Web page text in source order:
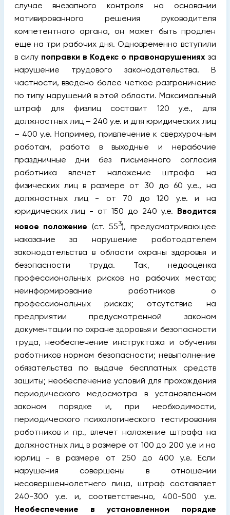
случае внезапного контроля на основании
мотивированного решения руководителя
компетентного органа, он может быть продлен
еще на три рабочих дня. Одновременно вступили
в силу поправки в Кодекс о правонарушениях за
нарушение трудового законодательства. В
частности, введено более четкое разграничение
по типу нарушений в этой области. Максимальный
штраф для физлиц составит 120 у.е., для
должностных лиц – 240 у.е. и для юридических лиц
– 400 у.е. Например, привлечение к сверхурочным
работам, работа в выходные и нерабочие
праздничные дни без письменного согласия
работника влечет наложение штрафа на
физических лиц в размере от 30 до 60 у.е., на
должностных лиц - от 70 до 120 у.е. и на
юридических лиц - от 150 до 240 у.е. Вводится
новое положение (ст. 553), предусматривающее
наказание за нарушение работодателем
законодательства в области охраны здоровья и
безопасности труда. Так, недооценка
профессиональных рисков на рабочих местах;
неинформирование работников о
профессиональных рисках; отсутствие на
предприятии предусмотренной законом
документации по охране здоровья и безопасности
труда, необеспечение инструктажа и обучения
работников нормам безопасности; невыполнение
обязательства по выдаче бесплатных средств
защиты; необеспечение условий для прохождения
периодического медосмотра в установленном
законом порядке и, при необходимости,
периодического психологического тестирования
работников и пр., влечет наложение штрафа на
должностных лиц в размере от 100 до 200 у.е и на
юрлиц - в размере от 250 до 400 у.е. Если
нарушения совершены в отношении
несовершеннолетнего лица, штраф составляет
240-300 у.е. и, соответственно, 400-500 у.е.
Необеспечение в установленном порядке